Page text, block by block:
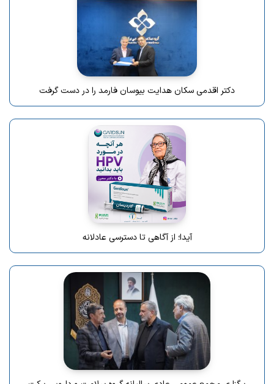
دکتر اقدمی سکان هدایت بیوسان فارمد را در دست گرفت
آیدا؛ از آگاهی تا دسترسی عادلانه